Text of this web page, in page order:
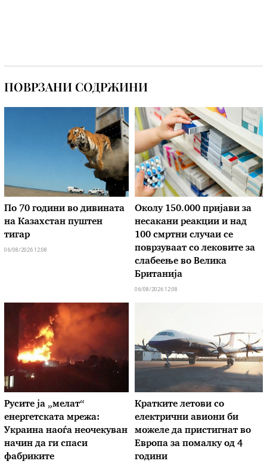
ПОВРЗАНИ СОДРЖИНИ
По 70 години во дивината
на Казахстан пуштен
тигар
06/08/2026 12:08
Околу 150.000 пријави за
несакани реакции и над
100 смртни случаи се
поврзуваат со лековите за
слабеење во Велика
Британија
06/08/2026 12:08
Русите ја „мелат“
енергетската мрежа:
Украина наоѓа неочекуван
начин да ги спаси
фабриките
Кратките летови со
електрични авиони би
можеле да пристигнат во
Европа за помалку од 4
години